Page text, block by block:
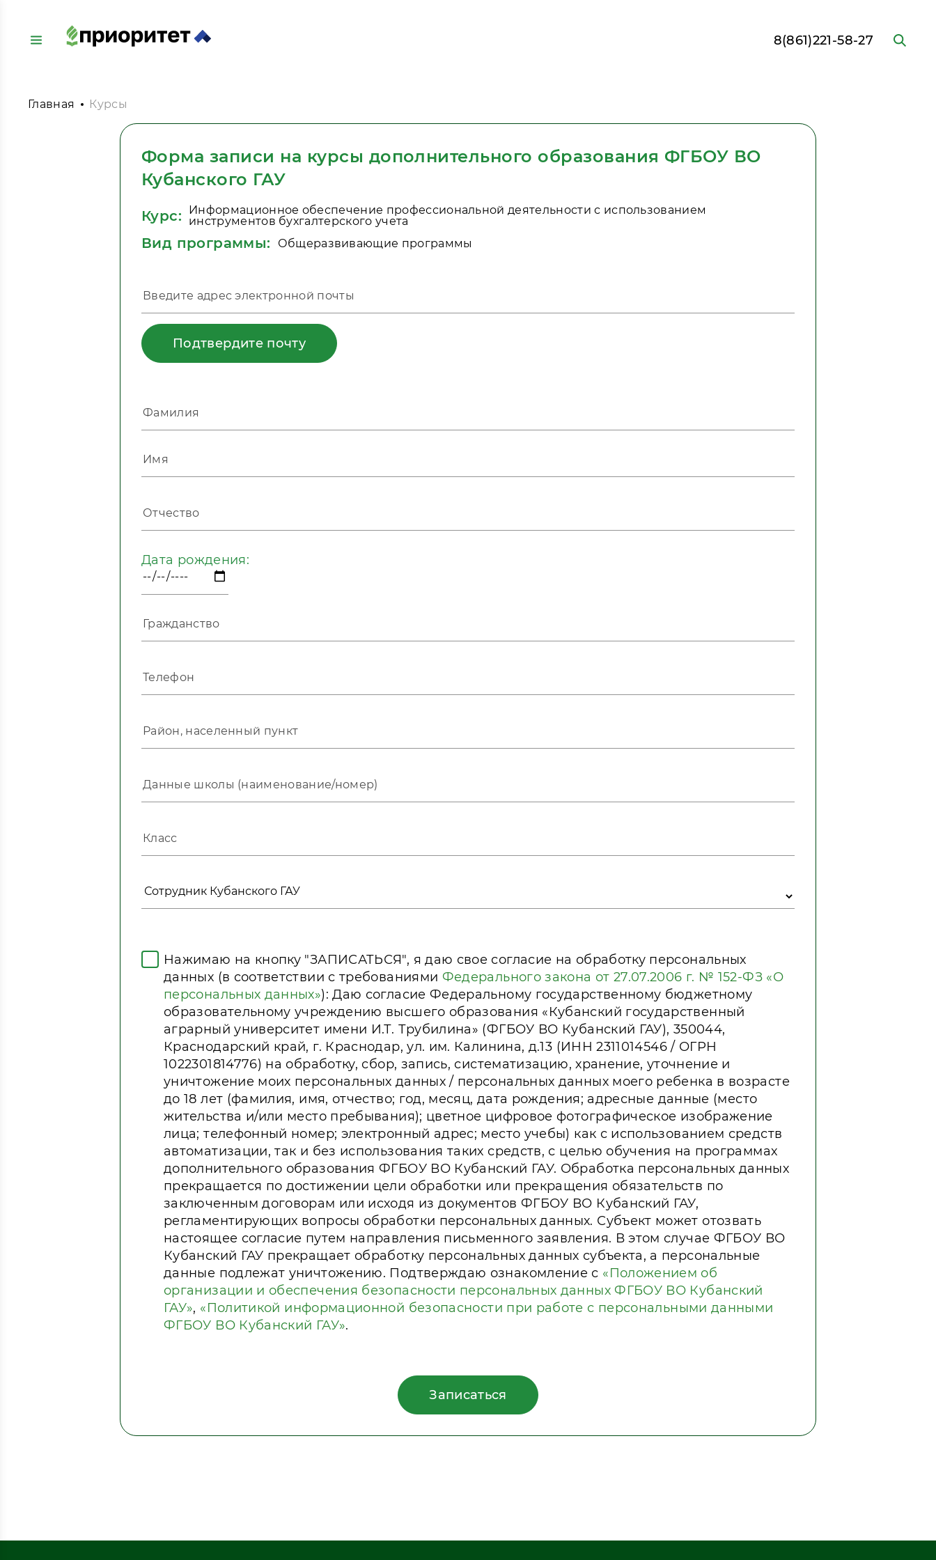
8(861)221-58-27
Главная Курсы
Форма записи на курсы дополнительного образования ФГБОУ ВО
Кубанского ГАУ
Курс:
Информационное обеспечение профессиональной деятельности с использованием
инструментов бухгалтерского учета
Вид программы: Общеразвивающие программы
Подтвердите почту
Дата рождения:
Нажимаю на кнопку "ЗАПИСАТЬСЯ", я даю свое согласие на обработку персональных
данных (в соответствии с требованиями Федерального закона от 27.07.2006 г. № 152-ФЗ «О
персональных данных»): Даю согласие Федеральному государственному бюджетному
образовательному учреждению высшего образования «Кубанский государственный
аграрный университет имени И.Т. Трубилина» (ФГБОУ ВО Кубанский ГАУ), 350044,
Краснодарский край, г. Краснодар, ул. им. Калинина, д.13 (ИНН 2311014546 / ОГРН
1022301814776) на обработку, сбор, запись, систематизацию, хранение, уточнение и
уничтожение моих персональных данных / персональных данных моего ребенка в возрасте
до 18 лет (фамилия, имя, отчество; год, месяц, дата рождения; адресные данные (место
жительства и/или место пребывания); цветное цифровое фотографическое изображение
лица; телефонный номер; электронный адрес; место учебы) как с использованием средств
автоматизации, так и без использования таких средств, с целью обучения на программах
дополнительного образования ФГБОУ ВО Кубанский ГАУ. Обработка персональных данных
прекращается по достижении цели обработки или прекращения обязательств по
заключенным договорам или исходя из документов ФГБОУ ВО Кубанский ГАУ,
регламентирующих вопросы обработки персональных данных. Субъект может отозвать
настоящее согласие путем направления письменного заявления. В этом случае ФГБОУ ВО
Кубанский ГАУ прекращает обработку персональных данных субъекта, а персональные
данные подлежат уничтожению. Подтверждаю ознакомление с «Положением об
организации и обеспечения безопасности персональных данных ФГБОУ ВО Кубанский
ГАУ», «Политикой информационной безопасности при работе с персональными данными
ФГБОУ ВО Кубанский ГАУ».
Записаться